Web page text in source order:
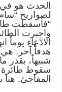
الحدث هو
“فأسقطت
واجبرت
الادّعاء
هدفاً آخر. هي
شبيهاً، بقدر
سقوط
المفاجئ.